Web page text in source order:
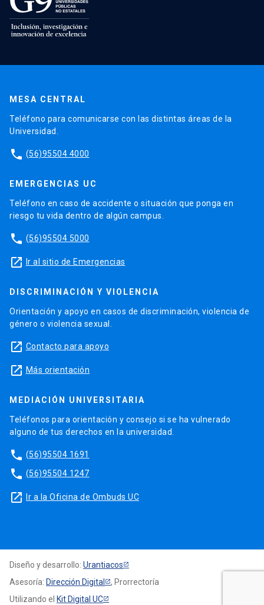
MESA CENTRAL
Teléfono para comunicarse con las distintas áreas de la
Universidad.
phone (56)95504 4000
EMERGENCIAS UC
Teléfono en caso de accidente o situación que ponga en
riesgo tu vida dentro de algún campus.
phone (56)95504 5000
launch Ir al sitio de Emergencias
DISCRIMINACIÓN Y VIOLENCIA
Orientación y apoyo en casos de discriminación, violencia de
género o violencia sexual.
launch Contacto para apoyo
launch Más orientación
MEDIACIÓN UNIVERSITARIA
Teléfonos para orientación y consejo si se ha vulnerado
alguno de tus derechos en la universidad.
phone (56)95504 1691
phone (56)95504 1247
launch Ir a la Oficina de Ombuds UC
Diseño y desarrollo: Urantiacos
Asesoría: Dirección Digital
, Prorrectoría
Utilizando el Kit Digital UC